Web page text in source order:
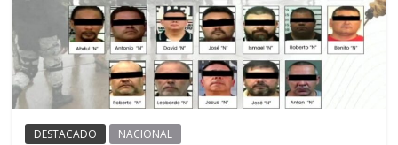
DESTACADO NACIONAL